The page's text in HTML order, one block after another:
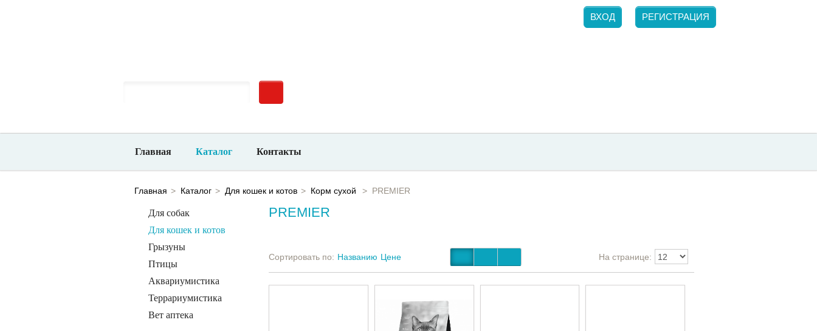
ВХОД РЕГИСТРАЦИЯ
Главная Каталог Контакты
Главная Каталог Для кошек и котов Корм сухой PREMIER
Для собак
Для кошек и котов
Грызуны
Птицы
Аквариумистика
Террариумистика
Вет аптека
PREMIER
Сортировать по: Названию Цене На странице: